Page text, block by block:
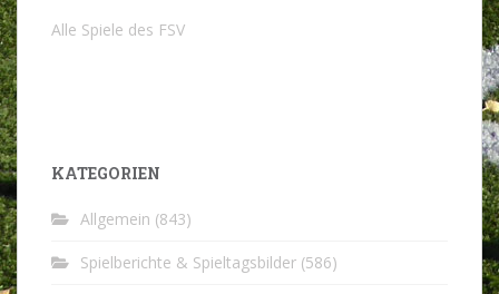
Alle Spiele des FSV
KATEGORIEN
Allgemein (843)
Spielberichte & Spieltagsbilder (586)